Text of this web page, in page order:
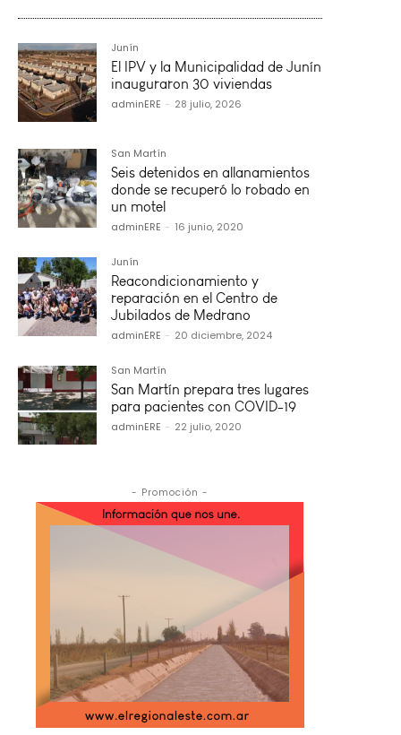
Junín
El IPV y la Municipalidad de Junín
inauguraron 30 viviendas
adminERE - 28 julio, 2026
San Martín
Seis detenidos en allanamientos
donde se recuperó lo robado en
un motel
adminERE - 16 junio, 2020
Junín
Reacondicionamiento y
reparación en el Centro de
Jubilados de Medrano
adminERE - 20 diciembre, 2024
San Martín
San Martín prepara tres lugares
para pacientes con COVID-19
adminERE - 22 julio, 2020
- Promoción -